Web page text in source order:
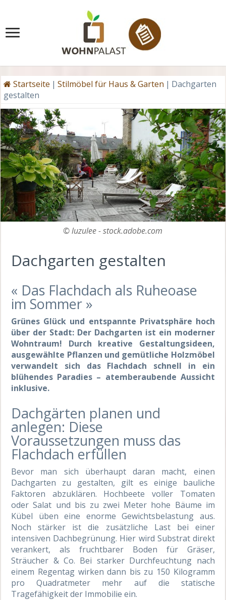
Startseite | Stilmöbel für Haus & Garten | Dachgarten
gestalten
© luzulee - stock.adobe.com
Dachgarten gestalten
« Das Flachdach als Ruheoase
im Sommer »
Grünes Glück und entspannte Privatsphäre hoch
über der Stadt: Der Dachgarten ist ein moderner
Wohntraum! Durch kreative Gestaltungsideen,
ausgewählte Pflanzen und gemütliche Holzmöbel
verwandelt sich das Flachdach schnell in ein
blühendes Paradies – atemberaubende Aussicht
inklusive.
Dachgärten planen und
anlegen: Diese
Voraussetzungen muss das
Flachdach erfüllen
Bevor man sich überhaupt daran macht, einen
Dachgarten zu gestalten, gilt es einige bauliche
Faktoren abzuklären. Hochbeete voller Tomaten
oder Salat und bis zu zwei Meter hohe Bäume im
Kübel üben eine enorme Gewichtsbelastung aus.
Noch stärker ist die zusätzliche Last bei einer
intensiven Dachbegrünung. Hier wird Substrat direkt
verankert, als fruchtbarer Boden für Gräser,
Sträucher & Co. Bei starker Durchfeuchtung nach
einem Regentag wirken dann bis zu 150 Kilogramm
pro Quadratmeter mehr auf die statische
Tragefähigkeit der Immobilie ein.